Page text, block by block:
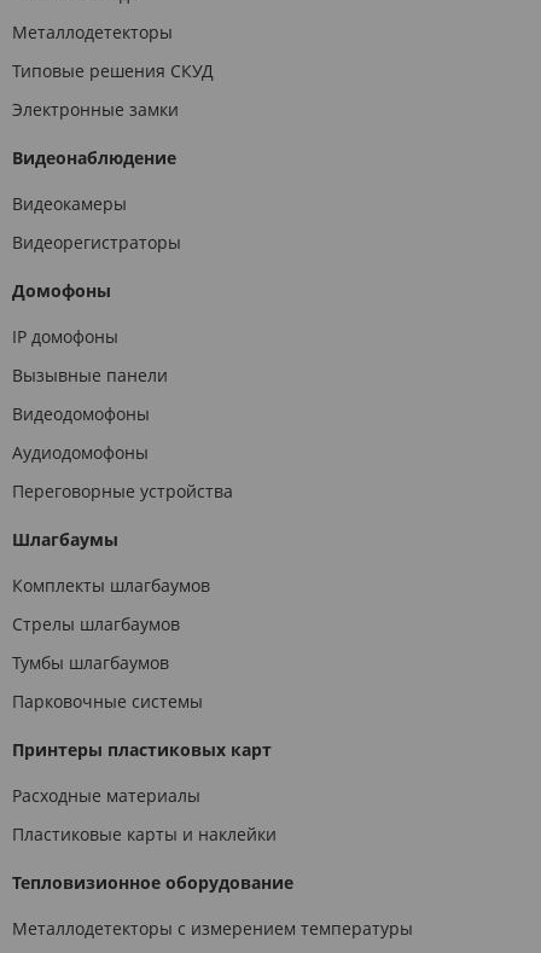
Металлодетекторы
Типовые решения СКУД
Электронные замки
Видеонаблюдение
Видеокамеры
Видеорегистраторы
Домофоны
IP домофоны
Вызывные панели
Видеодомофоны
Аудиодомофоны
Переговорные устройства
Шлагбаумы
Комплекты шлагбаумов
Стрелы шлагбаумов
Тумбы шлагбаумов
Парковочные системы
Принтеры пластиковых карт
Расходные материалы
Пластиковые карты и наклейки
Тепловизионное оборудование
Металлодетекторы с измерением температуры